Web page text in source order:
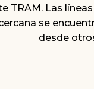
Las
se
desde